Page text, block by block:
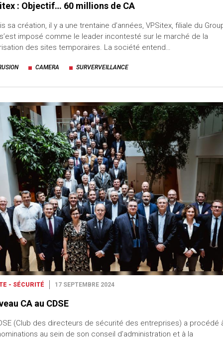
: Objectif… 60 millions de CA
sa création, il y a une trentaine d’années, VPSitex, filiale du
imposé comme le leader incontesté sur le marché de la
des sites temporaires. La société entend…
CAMERA SURVERVEILLANCE
- SÉCURITÉ 17 SEPTEMBRE 2024
CA au CDSE
(Club des directeurs de sécurité des entreprises) a procédé
au sein de son conseil d’administration et à la